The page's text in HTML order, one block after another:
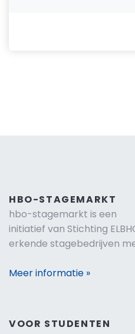
HBO-STAGEMARKT
hbo-stagemarkt is een
initiatief van Stichting
erkende stagebedrijven
Meer informatie »
VOOR STUDENTEN